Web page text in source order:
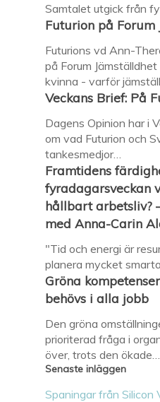
Samtalet utgick från
Futurion på
Futurions vd Ann-
på Forum
kvinna - varför
Veckans Brief: På
Dagens Opinion har i
om vad Futurion och
tankesmedjor…
Framtidens
fyradagarsveckan
hållbart arbetsliv?
med Anna-Carin
"Tid och energi är
planera mycket
Gröna
behövs i alla jobb
Den gröna
prioriterad fråga i
över, trots den ökade…
Senaste inläggen
Spaningar från Silicon